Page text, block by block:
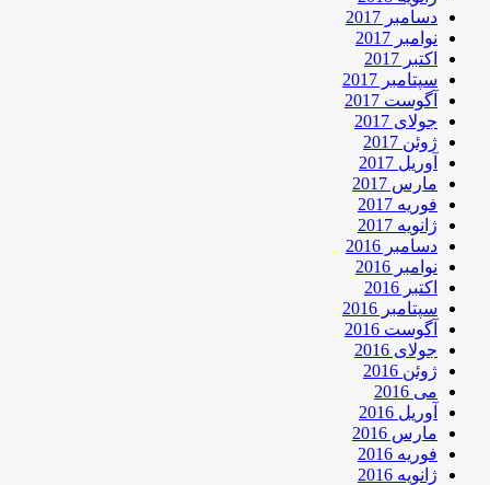
دسامبر 2017
نوامبر 2017
اکتبر 2017
سپتامبر 2017
آگوست 2017
جولای 2017
ژوئن 2017
آوریل 2017
مارس 2017
فوریه 2017
ژانویه 2017
دسامبر 2016
نوامبر 2016
اکتبر 2016
سپتامبر 2016
آگوست 2016
جولای 2016
ژوئن 2016
می 2016
آوریل 2016
مارس 2016
فوریه 2016
ژانویه 2016